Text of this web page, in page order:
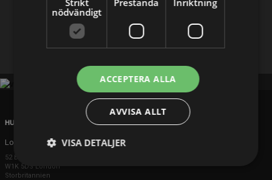
Facebook X E-postadress
HUVUDKONTOR
London
52 Brook Street
W1K 5DS London
Storbritannien
Strikt
nödvändigt
Prestanda Inriktning
ACCEPTERA ALLA
AVVISA ALLT
VISA DETALJER